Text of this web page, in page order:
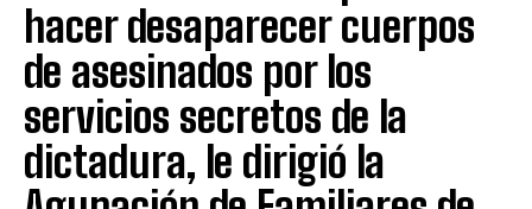
hacer desaparecer cuerpos
de asesinados por los
servicios secretos de la
dictadura, le dirigió la